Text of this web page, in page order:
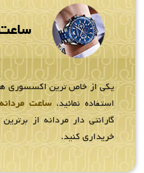
یکی از خاص ترین اکسسوری
استفاده نمائید، ساعت مردانه
گارانتی دار مردانه از
خریداری کنید.